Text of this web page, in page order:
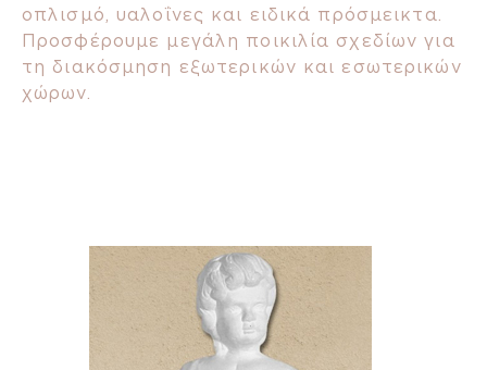
οπλισμό, υαλοΐνες και ειδικά πρόσμεικτα.
Προσφέρουμε μεγάλη ποικιλία σχεδίων για
τη διακόσμηση εξωτερικών και εσωτερικών
χώρων.